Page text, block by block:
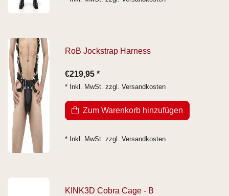
RoB Jockstrap Harness
€219,95 *
* Inkl. MwSt. zzgl. Versandkosten
Zum Warenkorb hinzufügen
* Inkl. MwSt. zzgl. Versandkosten
KINK3D Cobra Cage - B